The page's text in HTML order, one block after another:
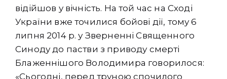
відійшов у вічність. На той час на Сході
України вже точилися бойові дії, тому 6
липня 2014 р. у Зверненні Священного
Синоду до пастви з приводу смерті
Блаженнішого Володимира говорилося:
«Сьогодні, перед труною спочилого